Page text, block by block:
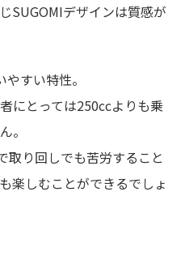
SUGOMIデザインは質感が
すい特性。
にとっては250ccよりも乗
。
取り回しでも苦労すること
楽しむことができるでしょ